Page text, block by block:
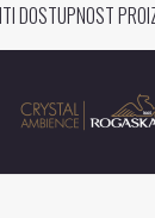
DOSTUPNOST